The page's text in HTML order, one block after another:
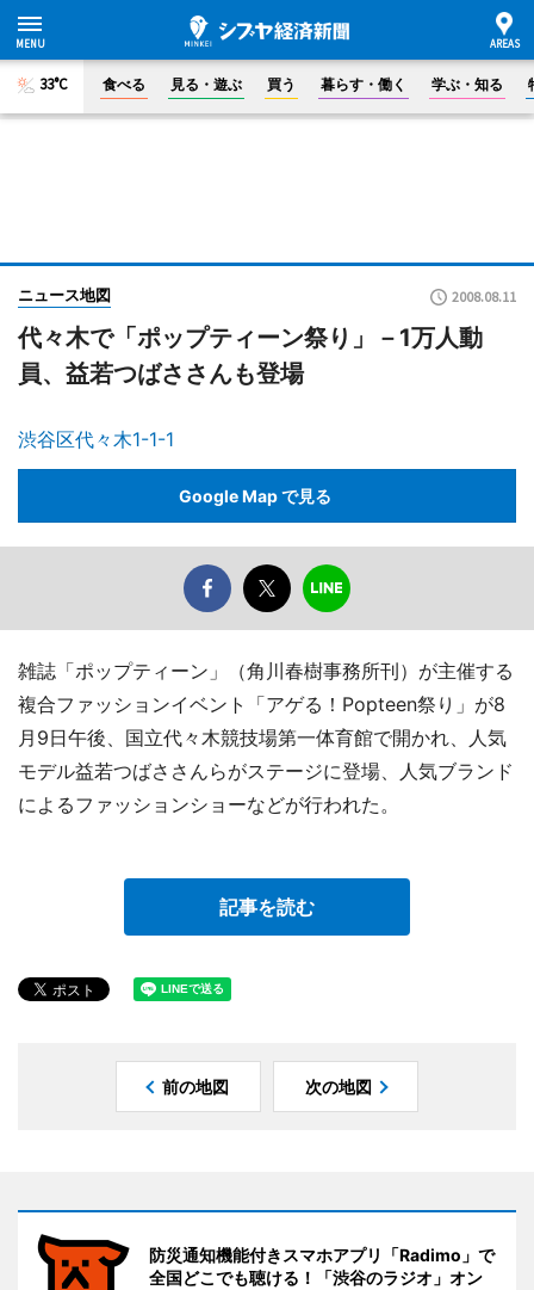
33°C 食べる 見る・遊ぶ 買う 暮らす・働く 学ぶ・知る
ニュース地図 2008.08.11
代々木で「ポップティーン祭り」－1万人動
員、益若つばささんも登場
渋谷区代々木1-1-1
Google Map で見る
雑誌「ポップティーン」（角川春樹事務所刊）が主催する
複合ファッションイベント「アゲる！Popteen祭り」が8
月9日午後、国立代々木競技場第一体育館で開かれ、人気
モデル益若つばささんらがステージに登場、人気ブランド
によるファッションショーなどが行われた。
記事を読む
前の地図 次の地図
防災通知機能付きスマホアプリ「Radimo」で
全国どこでも聴ける！「渋谷のラジオ」オン